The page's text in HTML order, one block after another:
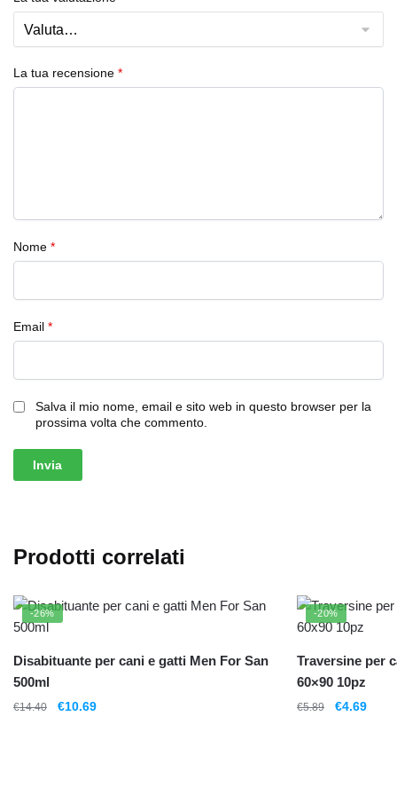
La tua recensione *
Nome *
Email *
Salva il mio nome, email e sito web in questo browser per la
prossima volta che commento.
Prodotti correlati
-26%
Disabituante per cani e gatti Men For San
500ml
€14.40 €10.69
-20%
Traversine per
60×90 10pz
€5.89 €4.69